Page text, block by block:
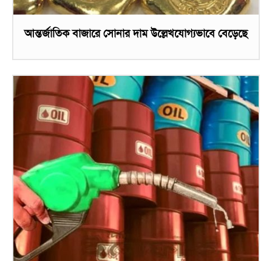
আন্তর্জাতিক বাজারে সোনার দাম উল্লেখযোগ্যভাবে বেড়েছে